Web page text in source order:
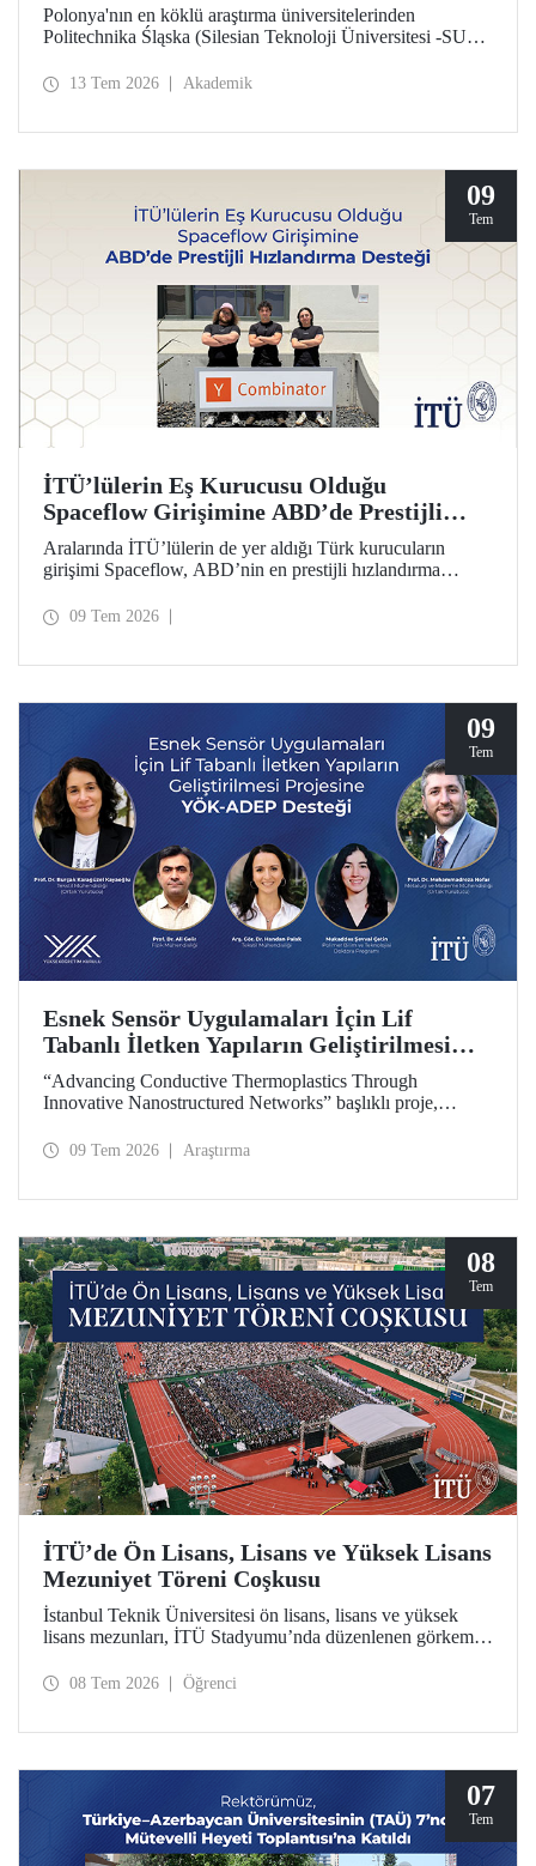
Polonya'nın en köklü araştırma üniversitelerinden
Politechnika Śląska (Silesian Teknoloji Üniversitesi -SUT)
arasındaki potansiyel iş birlikleri üzerine değerlendirmelerin
13 Tem 2026 Akademik
09
Tem
İTÜ’lülerin Eş Kurucusu Olduğu
Spaceflow Girişimine ABD’de Prestijli
Hızlandırma Desteği
Aralarında İTÜ’lülerin de yer aldığı Türk kurucuların
girişimi Spaceflow, ABD’nin en prestijli hızlandırma
yatırım turunda dünyanın önde gelen firmaların
09 Tem 2026
09
Tem
Esnek Sensör Uygulamaları İçin Lif
Tabanlı İletken Yapıların Geliştirilmesi
Projesine YÖK-ADEP Desteği
“Advancing Conductive Thermoplastics Through
Innovative Nanostructured Networks” başlıklı proje,
Araştırma Üniversiteleri Destek Programı (ADEP)
Malzeme Mühendisliği Bölümü öğretim üyesi Prof. Dr.
Mohammadreza Nofar yapıyor.
09 Tem 2026 Araştırma
08
Tem
İTÜ’de Ön Lisans, Lisans ve Yüksek Lisans
Mezuniyet Töreni Coşkusu
İstanbul Teknik Üniversitesi ön lisans, lisans ve yüksek
lisans mezunları, İTÜ Stadyumu’nda düzenlenen görkemli
08 Tem 2026 Öğrenci
07
Tem